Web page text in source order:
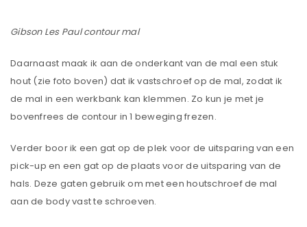
Gibson Les Paul contour mal
Daarnaast maak ik aan de onderkant van de mal een stuk
hout (zie foto boven) dat ik vastschroef op de mal, zodat ik
de mal in een werkbank kan klemmen. Zo kun je met je
bovenfrees de contour in 1 beweging frezen.
Verder boor ik een gat op de plek voor de uitsparing van een
pick-up en een gat op de plaats voor de uitsparing van de
hals. Deze gaten gebruik om met een houtschroef de mal
aan de body vast te schroeven.